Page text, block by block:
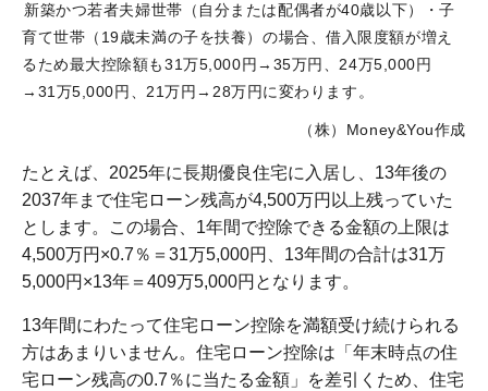
新築かつ若者夫婦世帯（自分または配偶者が40歳以下）・子
育て世帯（19歳未満の子を扶養）の場合、借入限度額が増え
るため最大控除額も31万5,000円→35万円、24万5,000円
→31万5,000円、21万円→28万円に変わります。
（株）Money&You作成
たとえば、2025年に長期優良住宅に入居し、13年後の
2037年まで住宅ローン残高が4,500万円以上残っていた
とします。この場合、1年間で控除できる金額の上限は
4,500万円×0.7％＝31万5,000円、13年間の合計は31万
5,000円×13年＝409万5,000円となります。
13年間にわたって住宅ローン控除を満額受け続けられる
方はあまりいません。住宅ローン控除は「年末時点の住
宅ローン残高の0.7％に当たる金額」を差引くため、住宅